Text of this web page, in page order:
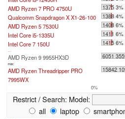
AMD Ryzen 7 PRO 4750U
1375 3%
Qualcomm Snapdragon X X1-26-100
1388 4%
AMD Ryzen 5 7530U
1408 6%
Intel Core i5-1335U
1411 6%
Intel Core 7 150U
1415 6%
...
AMD Ryzen 9 9955HX3D 6051
max:
AMD Ryzen Threadripper PRO
7995WX
15842
0%
Restrict / Search: Model:
all
laptop